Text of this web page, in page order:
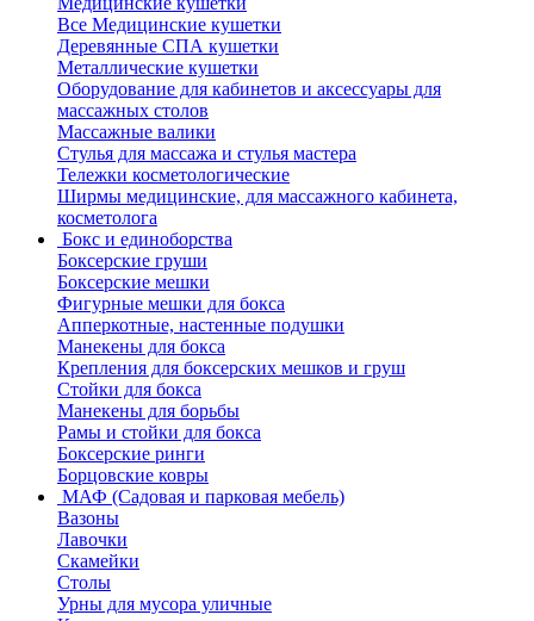
Все Медицинские кушетки
Деревянные СПА кушетки
Металлические кушетки
Оборудование для кабинетов и аксессуары для
массажных столов
Массажные валики
Стулья для массажа и стулья мастера
Тележки косметологические
Ширмы медицинские, для массажного кабинета,
косметолога
Бокс и единоборства
Боксерские груши
Боксерские мешки
Фигурные мешки для бокса
Апперкотные, настенные подушки
Манекены для бокса
Крепления для боксерских мешков и груш
Стойки для бокса
Манекены для борьбы
Рамы и стойки для бокса
Боксерские ринги
Борцовские ковры
МАФ (Садовая и парковая мебель)
Вазоны
Лавочки
Скамейки
Столы
Урны для мусора уличные